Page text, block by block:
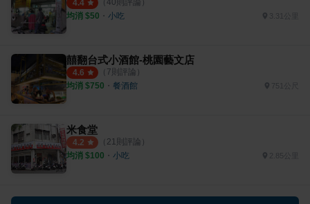
4.4 （ 40則評論）
均消 $50 ・ 小吃 3.31公里
囍翻台式小酒館-桃園藝文店
4.6 （ 7則評論）
均消 $750 ・ 餐酒館 751公尺
米食堂
4.2 （ 21則評論）
均消 $100 ・ 小吃 2.85公里